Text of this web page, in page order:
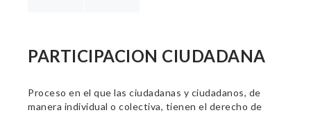
PARTICIPACION CIUDADANA
Proceso en el que las ciudadanas y ciudadanos, de
manera individual o colectiva, tienen el derecho de